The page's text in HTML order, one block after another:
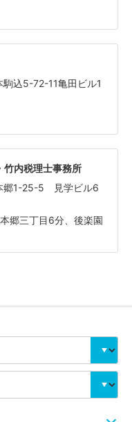
駒込5-72-11亀田ビル1
竹内税理士事務所
郷1-25-5 見学ビル6
郷三丁目6分、後楽園